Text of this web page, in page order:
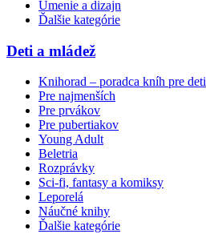
Umenie a dizajn
Ďalšie kategórie
Deti a mládež
Knihorad – poradca kníh pre deti
Pre najmenších
Pre prvákov
Pre pubertiakov
Young Adult
Beletria
Rozprávky
Sci-fi, fantasy a komiksy
Leporelá
Náučné knihy
Ďalšie kategórie